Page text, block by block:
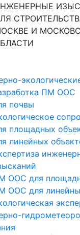
И
ПМ ООС
почвы
площадных
линейных
ООС для
ООС для